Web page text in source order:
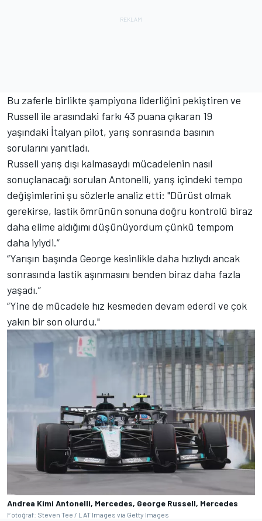
Bu zaferle birlikte şampiyona liderliğini pekiştiren ve
Russell ile arasındaki farkı 43 puana çıkaran 19
yaşındaki İtalyan pilot, yarış sonrasında basının
sorularını yanıtladı.
Russell yarış dışı kalmasaydı mücadelenin nasıl
sonuçlanacağı sorulan Antonelli, yarış içindeki tempo
değişimlerini şu sözlerle analiz etti: "Dürüst olmak
gerekirse, lastik ömrünün sonuna doğru kontrolü biraz
daha elime aldığımı düşünüyordum çünkü tempom
daha iyiydi.”
“Yarışın başında George kesinlikle daha hızlıydı ancak
sonrasında lastik aşınmasını benden biraz daha fazla
yaşadı.”
“Yine de mücadele hız kesmeden devam ederdi ve çok
yakın bir son olurdu."
Andrea Kimi Antonelli, Mercedes, George Russell, Mercedes
Fotoğraf: Steven Tee / LAT Images via Getty Images